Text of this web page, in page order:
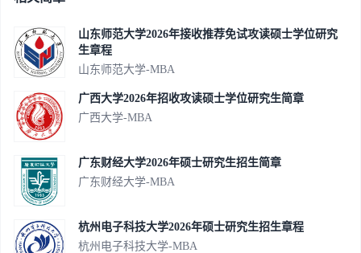
山东师范大学2026年接收推荐免试攻读硕士学位研究
生章程
山东师范大学-MBA
广西大学2026年招收攻读硕士学位研究生简章
广西大学-MBA
广东财经大学2026年硕士研究生招生简章
广东财经大学-MBA
杭州电子科技大学2026年硕士研究生招生章程
杭州电子科技大学-MBA